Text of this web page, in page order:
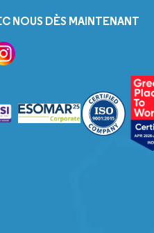
NOUS DÈS MAINTENANT